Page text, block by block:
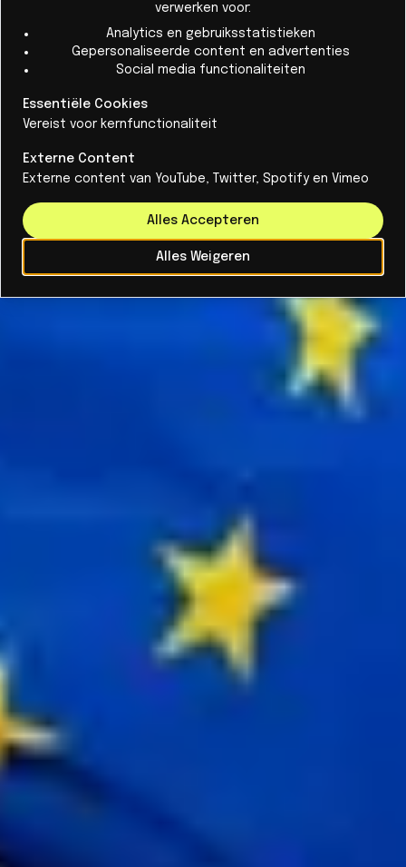
waarden.
verwerken voor:
Analytics en gebruiksstatistieken
Gepersonaliseerde content en advertenties
Social media functionaliteiten
Essentiële Cookies
Vereist voor kernfunctionaliteit
Externe Content
Externe content van YouTube, Twitter, Spotify en Vimeo
Alles Weigeren
Alles Accepteren